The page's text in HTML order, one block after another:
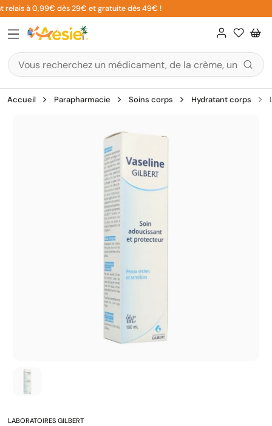
Aller
au
contenu
à 0,99€ dès 29€ et gratuite dès 49€ !
Accueil Parapharmacie Soins corps Hydratant corps